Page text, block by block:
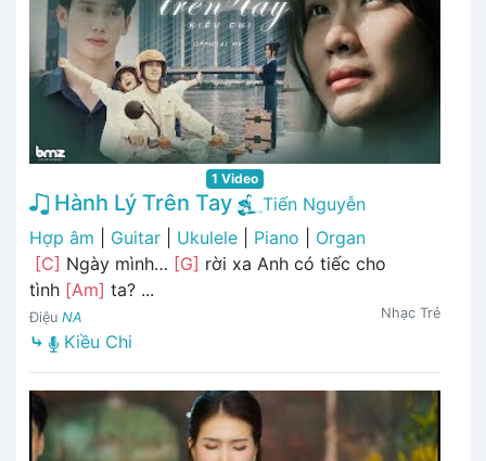
1 Video
Hành Lý Trên Tay
Tiến Nguyễn
Hợp âm
Guitar Ukulele Piano
Organ
[C] Ngày mình… [G] rời xa Anh có tiếc cho
tình [Am] ta? ...
Điệu NA Nhạc Trẻ
⤷ Kiều Chi